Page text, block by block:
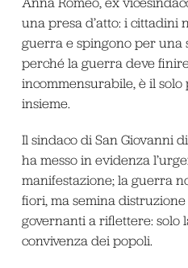
una presa d’atto: i cittadini
guerra e spingono per una
perché la guerra deve
incommensurabile, è il
insieme.
Il sindaco di San Giovanni
ha messo in evidenza
manifestazione; la guerra
fiori, ma semina
governanti a riflettere: solo
convivenza dei popoli.